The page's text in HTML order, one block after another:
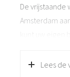
De vrijstaande
Amsterdam
via de sluizen
Lees de